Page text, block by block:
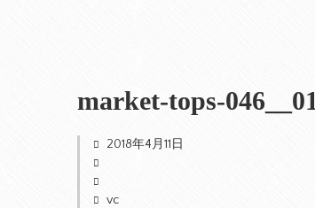
market-tops-046__01
2018年4月11日
vc